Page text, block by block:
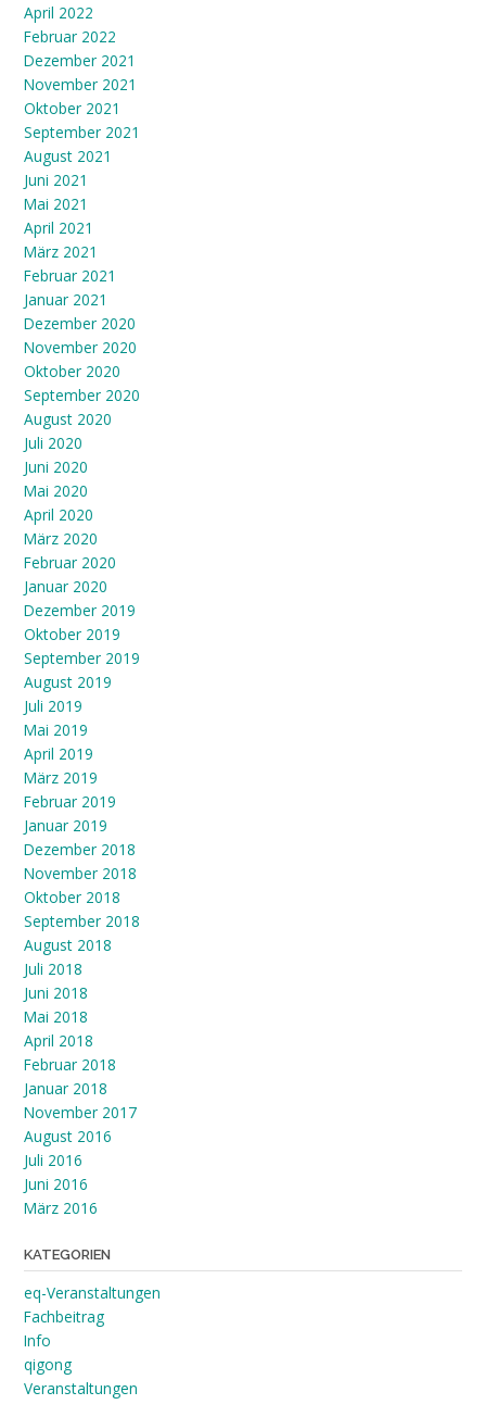
April 2022
Februar 2022
Dezember 2021
November 2021
Oktober 2021
September 2021
August 2021
Juni 2021
Mai 2021
April 2021
März 2021
Februar 2021
Januar 2021
Dezember 2020
November 2020
Oktober 2020
September 2020
August 2020
Juli 2020
Juni 2020
Mai 2020
April 2020
März 2020
Februar 2020
Januar 2020
Dezember 2019
Oktober 2019
September 2019
August 2019
Juli 2019
Mai 2019
April 2019
März 2019
Februar 2019
Januar 2019
Dezember 2018
November 2018
Oktober 2018
September 2018
August 2018
Juli 2018
Juni 2018
Mai 2018
April 2018
Februar 2018
Januar 2018
November 2017
August 2016
Juli 2016
Juni 2016
März 2016
KATEGORIEN
eq-Veranstaltungen
Fachbeitrag
Info
qigong
Veranstaltungen